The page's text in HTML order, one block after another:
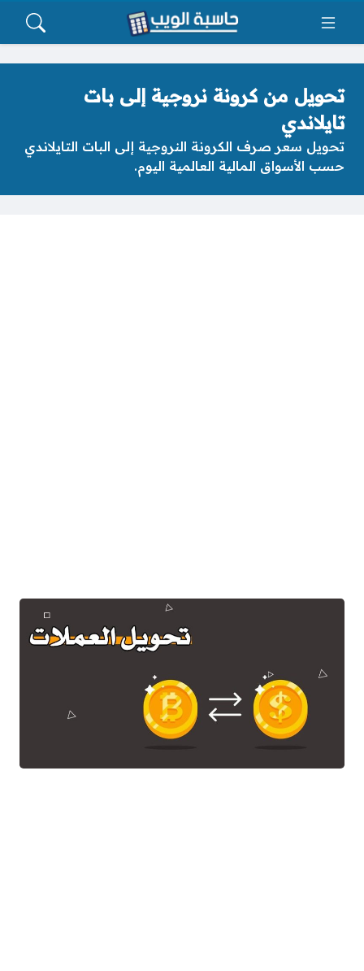
تحويل من كرونة نروجية إلى بات
تايلاندي
تحويل سعر صرف الكرونة النروجية إلى البات التايلاندي
حسب الأسواق المالية العالمية اليوم.